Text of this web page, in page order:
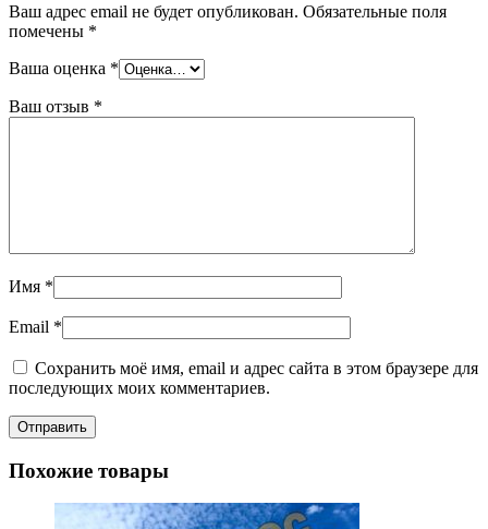
Ваш адрес email не будет опубликован. Обязательные поля
помечены *
Ваша оценка *
Ваш отзыв *
Имя *
Email *
Сохранить моё имя, email и адрес сайта в этом браузере для
последующих моих комментариев.
Похожие товары